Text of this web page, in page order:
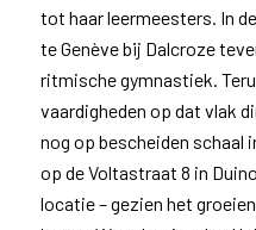
tot haar leermeesters. In
te Genève bij Dalcroze
ritmische gymnastiek.
vaardigheden op dat vlak
nog op bescheiden schaal
op de Voltastraat 8 in
locatie – gezien het